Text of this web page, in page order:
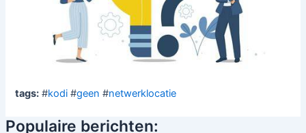
tags: #kodi #geen #netwerklocatie
Populaire berichten: